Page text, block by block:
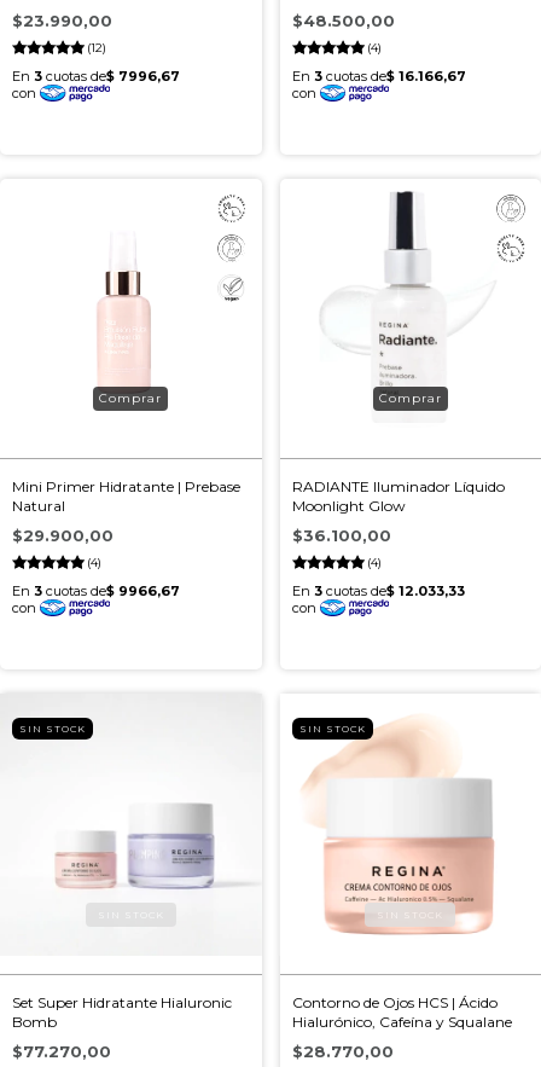
(12)
$23.990,00
(4)
$48.500,00
Mini Primer Hidratante | Prebase
Natural
(4)
$29.900,00
RADIANTE Iluminador Líquido
Moonlight Glow
(4)
$36.100,00
SIN STOCK
Set Super Hidratante Hialuronic
Bomb
$77.270,00
SIN STOCK
Contorno de Ojos HCS | Ácido
Hialurónico, Cafeína y Squalane
$28.770,00